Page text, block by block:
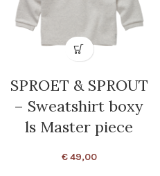
SPROET & SPROUT
– Sweatshirt boxy
ls Master piece
€49,00